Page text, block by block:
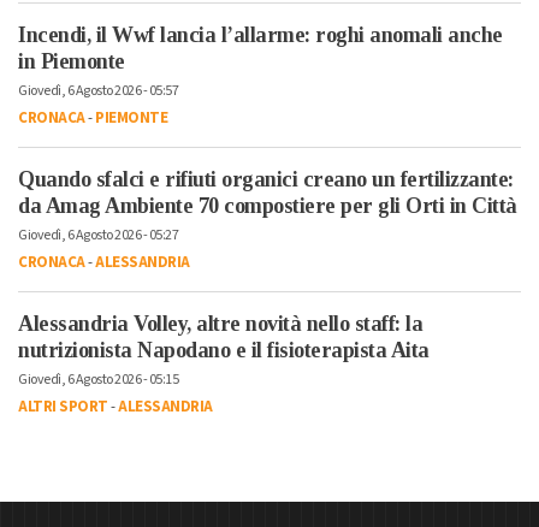
Incendi, il Wwf lancia l’allarme: roghi anomali anche
in Piemonte
Giovedì, 6 Agosto 2026 - 05:57
CRONACA-PIEMONTE
Quando sfalci e rifiuti organici creano un fertilizzante:
da Amag Ambiente 70 compostiere per gli Orti in Città
Giovedì, 6 Agosto 2026 - 05:27
CRONACA-ALESSANDRIA
Alessandria Volley, altre novità nello staff: la
nutrizionista Napodano e il fisioterapista Aita
Giovedì, 6 Agosto 2026 - 05:15
ALTRI SPORT-ALESSANDRIA